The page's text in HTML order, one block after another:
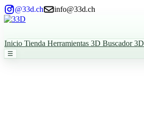
@33d.ch info@33d.ch
Inicio Tienda Herramientas 3D Buscador 3D
☰